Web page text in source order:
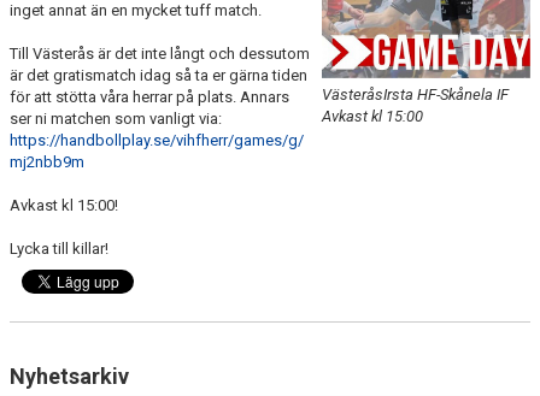
DOMARE/FUNKTIONÄRER
DOKUMENT
LÄNKAR
VästeråsIrsta HF-Skånela IF
Avkast kl 15:00
inget annat än en mycket tuff match.
Till Västerås är det inte långt och dessutom
är det gratismatch idag så ta er gärna tiden
för att stötta våra herrar på plats. Annars
ser ni matchen som vanligt via:
https://handbollplay.se/vihfherr/games/g/
mj2nbb9m
Avkast kl 15:00!
Lycka till killar!
Nyhetsarkiv